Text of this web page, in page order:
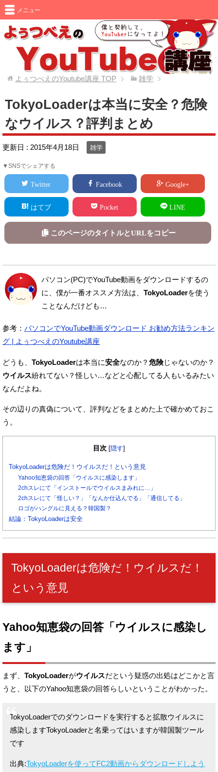
メニュー
よぅつべえのYoutube講座 TOP 雑学
TokyoLoaderは本当に安全？危険
なウイルス？評判まとめ
更新日 : 2015年4月18日 雑学
▼SNSでシェアする
Twitter Facebook Google+
はてブ Pocket LINE
このページのタイトルとURLをコピー
パソコン(PC)でYouTube動画をダウンロードするの
に、僕が一番オススメ方法は、TokyoLoaderを使う
ことなんだけども…
参考： パソコンでYouTube動画ダウンロード お勧め方法ランキン
グ | よぅつべえのYoutube講座
どうも、 TokyoLoaderは本当に安全なのか？ 危険じゃないのか？
ウイルス紛れてない？怪しい…などと心配してる人もいるみたい
なんだよね。
その辺りの真偽について、評判などをまとめた上で確かめておこ
う。
目次 [隠す]
TokyoLoaderは危険だ！ウイルスだ！という意見
Yahoo知恵袋の回答「ウイルスに感染します」
2chスレにて「インストールでウイルスまみれに…」
2chスレにて「怪しい？」「なんか仕込んでる」「通信してる」
ロゴがハングルに見える？韓国製？
結論：TokyoLoaderは安全
TokyoLoaderは危険だ！ウイルスだ！
という意見
Yahoo知恵袋の回答「ウイルスに感染し
ます」
まず、 TokyoLoaderがウイルスだという疑惑の出処はどこかと言
うと、 以下のYahoo知恵袋の回答らしいということがわかった。
TokyoLoaderでのダウンロードを実行すると拡散ウイルスに
感染しますTokyoLoaderと名乗ってはいますが韓国製ツール
です
出典:TokyoLoaderを使ってFC2動画からダウンロードしよう